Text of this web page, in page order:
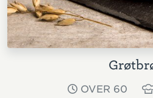
OVER 60